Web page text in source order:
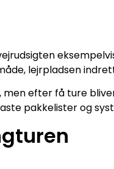
lejrpladsen
efter få ture
pakkelister og